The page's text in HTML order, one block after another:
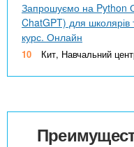
Запрошуємо на Python
ChatGPT) для школярів
курс. Онлайн
10 Кит, Навчальний